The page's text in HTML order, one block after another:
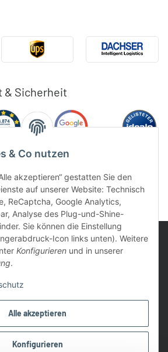
Alle akzeptieren
Konfigurieren
& Co nutzen
akzeptieren“ gestatten Sie den
auf unserer Website: Technisch
ReCaptcha, Google Analytics,
Analyse des Plug-und-Shine-
Sie können die Einstellung
Icon links unten). Weitere
Konfigurieren und in unserer
.
& Sicherheit
Preisempfehlung des Herstellers für
ab 99 € innerhalb Deutschlands